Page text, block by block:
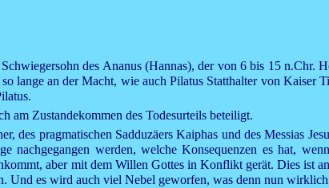
des Ananus (Hannas), der von 6 bis 15 n.Chr.
lange an der Macht, wie auch Pilatus Statthalter von Kaiser
am Zustandekommen des Todesurteils beteiligt.
des pragmatischen Sadduzäers Kaiphas und des Messias
nachgegangen werden, welche Konsequenzen es hat,
aber mit dem Willen Gottes in Konflikt gerät. Dies ist
Und es wird auch viel Nebel geworfen, was denn nun